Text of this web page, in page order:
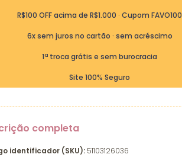
R$100 OFF acima de R$1.000 · Cupom FAVO100
6x sem juros no cartão · sem acréscimo
1ª troca grátis e sem burocracia
Site 100% Seguro
completa
identificador (SKU): 51103126036